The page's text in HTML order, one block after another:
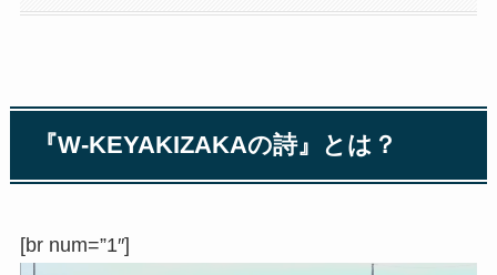
『W-KEYAKIZAKAの詩』とは？
[br num=”1″]